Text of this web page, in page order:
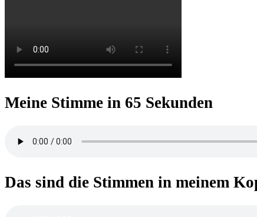
Meine Stimme in 65 Sekunden
Das sind die Stimmen in meinem